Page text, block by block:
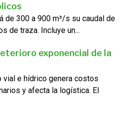
de 300 a 900 m³/s su caudal de
de traza. Incluye un...
exponencial de la
vial e hídrico genera costos
y afecta la logística. El